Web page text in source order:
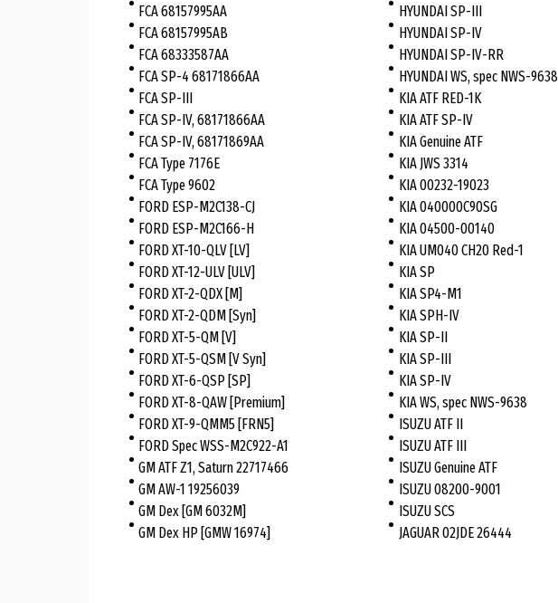
FCA 68157995AA
FCA 68157995AB
FCA 68333587AA
FCA SP-4 68171866AA
FCA SP-III
FCA SP-IV, 68171866AA
FCA SP-IV, 68171869AA
FCA Type 7176E
FCA Type 9602
FORD ESP-M2C138-CJ
FORD ESP-M2C166-H
FORD XT-10-QLV [LV]
FORD XT-12-ULV [ULV]
FORD XT-2-QDX [M]
FORD XT-2-QDM [Syn]
FORD XT-5-QM [V]
FORD XT-5-QSM [V Syn]
FORD XT-6-QSP [SP]
FORD XT-8-QAW [Premium]
FORD XT-9-QMM5 [FRN5]
FORD Spec WSS-M2C922-A1
GM ATF Z1, Saturn 22717466
GM AW-1 19256039
GM Dex [GM 6032M]
GM Dex HP [GMW 16974]
HYUNDAI SP-III
HYUNDAI SP-IV
HYUNDAI SP-IV-RR
HYUNDAI WS, spec NWS-9638
KIA ATF RED-1K
KIA ATF SP-IV
KIA Genuine ATF
KIA JWS 3314
KIA 00232-19023
KIA 040000C90SG
KIA 04500-00140
KIA UM040 CH20 Red-1
KIA SP
KIA SP4-M1
KIA SPH-IV
KIA SP-II
KIA SP-III
KIA SP-IV
KIA WS, spec NWS-9638
ISUZU ATF II
ISUZU ATF III
ISUZU Genuine ATF
ISUZU 08200-9001
ISUZU SCS
JAGUAR 02JDE 26444